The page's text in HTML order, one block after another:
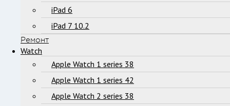
iPad 6
iPad 7 10.2
Ремонт
Watch
Apple Watch 1 series 38
Apple Watch 1 series 42
Apple Watch 2 series 38